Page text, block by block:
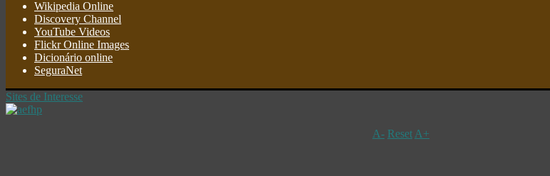
Wikipedia Online
Discovery Channel
YouTube Videos
Flickr Online Images
Dicionário online
SeguraNet
Sites de Interesse
A- Reset A+